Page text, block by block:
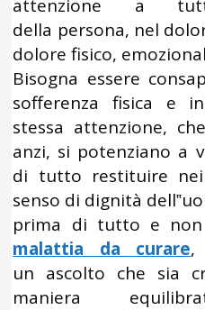
attenzione a
della persona, nel
dolore fisico,
Bisogna essere
sofferenza fisica e
stessa attenzione,
anzi, si potenziano a
di tutto restituire
senso di dignità
prima di tutto e non
malattia da curare,
un ascolto che sia
maniera